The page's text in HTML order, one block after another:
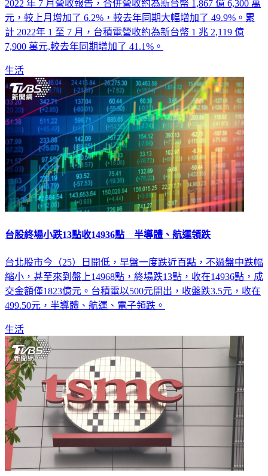
2022 年 7 月營收報告，合併營收約為新台幣 1,867 億 6,300 萬
元，較上月增加了 6.2%，較去年同期大幅增加了 49.9%。累
計 2022年 1 至 7 月，台積電營收約為新台幣 1 兆 2,119 億
7,900 萬元,較去年同期增加了 41.1%。
生活
台股終場小跌13點收14936點 半導體、航運領跌
台北股市今（25）日開低，早盤一度跌近百點，不過盤中跌幅
縮小，甚至來到盤上14968點，終場跌13點，收在14936點，成
交金額僅1823億元。台積電以500元開出，收盤跌3.5元，收在
499.50元，半導體、航運、電子領跌。
生活